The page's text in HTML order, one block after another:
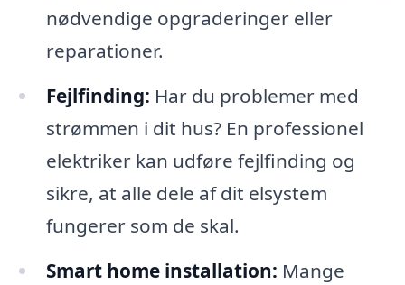
nødvendige opgraderinger eller
reparationer.
Fejlfinding: Har du problemer med
strømmen i dit hus? En professionel
elektriker kan udføre fejlfinding og
sikre, at alle dele af dit elsystem
fungerer som de skal.
Smart home installation: Mange